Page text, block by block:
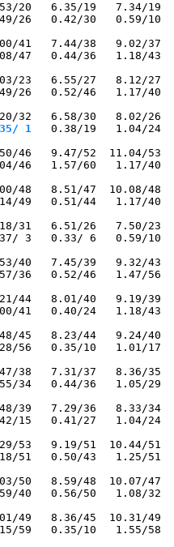
6.35/19   7.34/19
26   0.42/30   0.59/
7.44/38   9.02/37
47   0.44/36   1.18/
6.55/27   8.12/27
26   0.52/46   1.17/
6.58/30   8.02/26
1
0.38/19   1.04/24
9.47/52  11.04/53
46   1.57/60   1.17/
8.51/47  10.08/48
49   0.51/44   1.17/
6.51/26   7.50/23
3   0.33/ 6   0.59/
7.45/39   9.32/43
36   0.52/46   1.47/
8.01/40   9.19/39
41   0.40/24   1.18/
8.23/44   9.24/40
56   0.35/10   1.01/
7.31/37   8.36/35
34   0.44/36   1.05/
7.29/36   8.33/34
15   0.41/27   1.04/
9.19/51  10.44/51
51   0.50/43   1.25/
8.59/48  10.07/47
40   0.56/50   1.08/
8.36/45  10.31/49
59   0.35/10   1.55/